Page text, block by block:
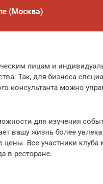
(Москва)
лицам и
Так, для бизнеса
консультанта можно
для изучения
вашу жизнь более
Все участники клуба
в ресторане.